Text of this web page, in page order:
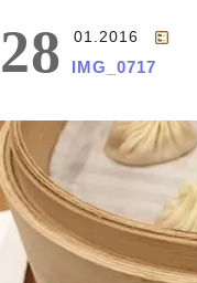
28 01.2016
IMG_0717